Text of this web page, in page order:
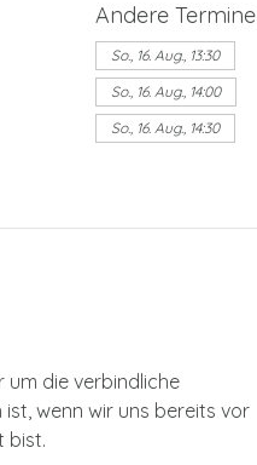
Andere Termine
So., 16. Aug., 13:30
So., 16. Aug., 14:00
So., 16. Aug., 14:30
um die verbindliche
wenn wir uns bereits vor
bist.